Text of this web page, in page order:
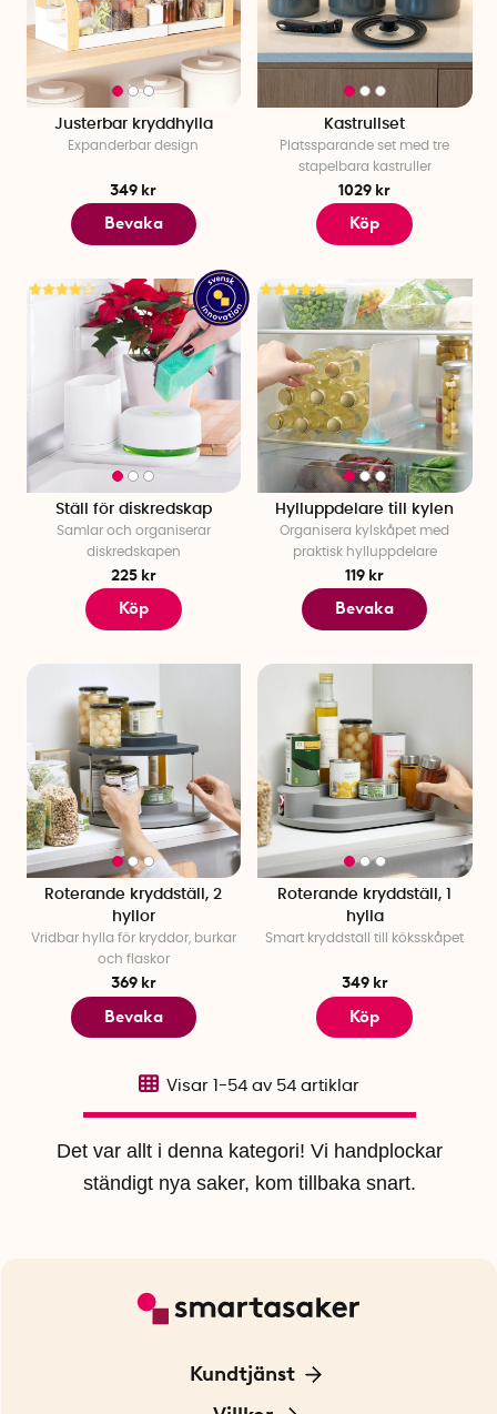
Justerbar kryddhylla
Expanderbar design
349 kr
Bevaka
Kastrullset
Platssparande set med tre
stapelbara kastruller
1029 kr
Köp
Ställ för diskredskap
Samlar och organiserar
diskredskapen
225 kr
Köp
Hylluppdelare till kylen
Organisera kylskåpet med
praktisk hylluppdelare
119 kr
Bevaka
Roterande kryddställ, 2
hyllor
Vridbar hylla för kryddor, burkar
och flaskor
369 kr
Bevaka
Roterande kryddställ, 1
hylla
Smart kryddställ till köksskåpet
349 kr
Köp
Det var allt i denna kategori! Vi handplockar
ständigt nya saker, kom tillbaka snart.
Visar 1-54 av 54 artiklar
Kundtjänst
Kontakta oss